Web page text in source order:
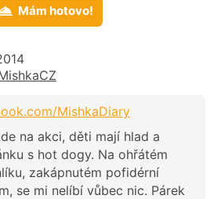
Mám hotovo!
MishkaDiary
na akci, děti mají hlad a
s hot dogy. Na ohřátém
zakápnutém pofidérní
se mi nelíbí vůbec nic. Párek